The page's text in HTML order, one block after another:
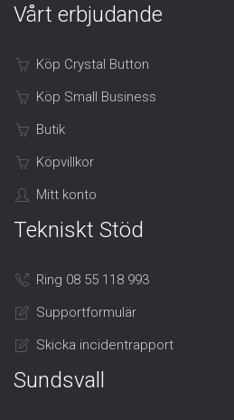
Vårt erbjudande
Köp Crystal Button
Köp Small Business
Butik
Köpvillkor
Mitt konto
Tekniskt Stöd
Ring 08 55 118 993
Supportformulär
Skicka incidentrapport
Sundsvall